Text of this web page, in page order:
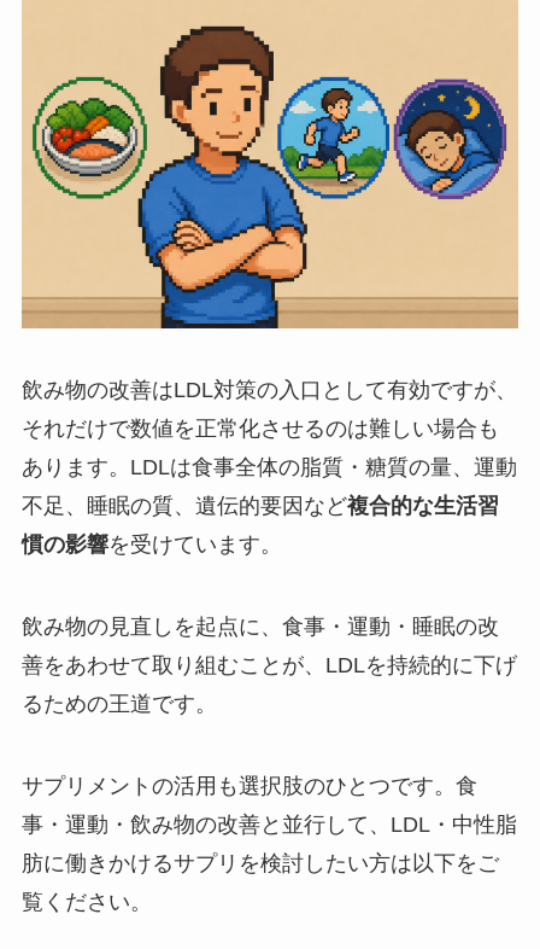
飲み物の改善はLDL対策の入口として有効ですが、
それだけで数値を正常化させるのは難しい場合も
あります。LDLは食事全体の脂質・糖質の量、運動
不足、睡眠の質、遺伝的要因など複合的な生活習
慣の影響を受けています。
飲み物の見直しを起点に、食事・運動・睡眠の改
善をあわせて取り組むことが、LDLを持続的に下げ
るための王道です。
サプリメントの活用も選択肢のひとつです。食
事・運動・飲み物の改善と並行して、LDL・中性脂
肪に働きかけるサプリを検討したい方は以下をご
覧ください。